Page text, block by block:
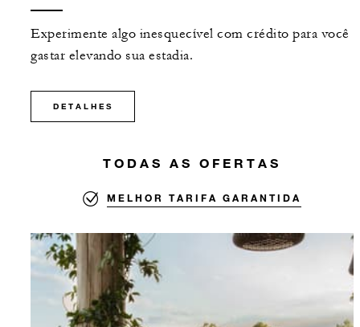
Experimente algo inesquecível com crédito para você
gastar elevando sua estadia.
DETALHES
TODAS AS OFERTAS
MELHOR TARIFA GARANTIDA